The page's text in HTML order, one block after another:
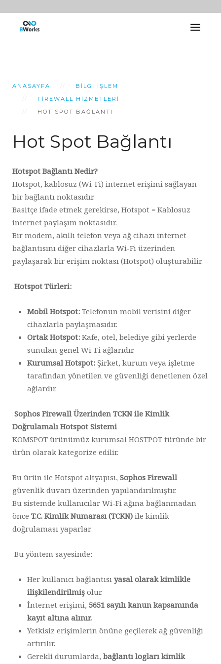
ANASAYFA
BILGI İŞLEM
FIREWALL HIZMETLERI
HOT SPOT BAĞLANTI
Hot Spot Bağlantı
Hotspot Bağlantı Nedir?
Hotspot, kablosuz (Wi-Fi) internet erişimi sağlayan
bir bağlantı noktasıdır.
Basitçe ifade etmek gerekirse, Hotspot = Kablosuz
internet paylaşım noktasıdır.
Bir modem, akıllı telefon veya ağ cihazı internet
bağlantısını diğer cihazlarla Wi-Fi üzerinden
paylaşarak bir erişim noktası (Hotspot) oluşturabilir.
Hotspot Türleri:
Mobil Hotspot: Telefonun mobil verisini diğer
cihazlarla paylaşmasıdır.
Ortak Hotspot: Kafe, otel, belediye gibi yerlerde
sunulan genel Wi-Fi ağlarıdır.
Kurumsal Hotspot: Şirket, kurum veya işletme
tarafından yönetilen ve güvenliği denetlenen özel
ağlardır.
Sophos Firewall Üzerinden TCKN ile Kimlik
Doğrulamalı Hotspot Sistemi
KOMSPOT ürünümüz kurumsal HOSTPOT türünde bir
ürün olarak kategorize edilir.
Bu ürün ile Hotspot altyapısı, Sophos Firewall
güvenlik duvarı üzerinden yapılandırılmıştır.
Bu sistemde kullanıcılar Wi-Fi ağına bağlanmadan
önce T.C. Kimlik Numarası (TCKN) ile kimlik
doğrulaması yaparlar.
Bu yöntem sayesinde:
Her kullanıcı bağlantısı yasal olarak kimlikle
ilişkilendirilmiş olur.
İnternet erişimi, 5651 sayılı kanun kapsamında
kayıt altına alınır.
Yetkisiz erişimlerin önüne geçilerek ağ güvenliği
artırılır.
Gerekli durumlarda, bağlantı logları kimlik